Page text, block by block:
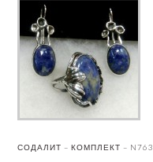
СОДАЛИТ – КОМПЛЕКТ – N763